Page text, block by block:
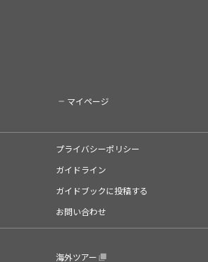
マイページ
プライバシーポリシー
ガイドライン
ガイドブックに投稿する
お問い合わせ
海外ツアー